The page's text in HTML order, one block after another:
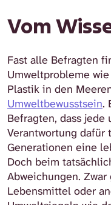
Vom
Fast alle Befragten
Umweltprobleme
Plastik in den
Umweltbewusstsein.
Befragten, dass jede
Verantwortung dafür
Generationen eine
Doch beim
Abweichungen.
Lebensmittel oder